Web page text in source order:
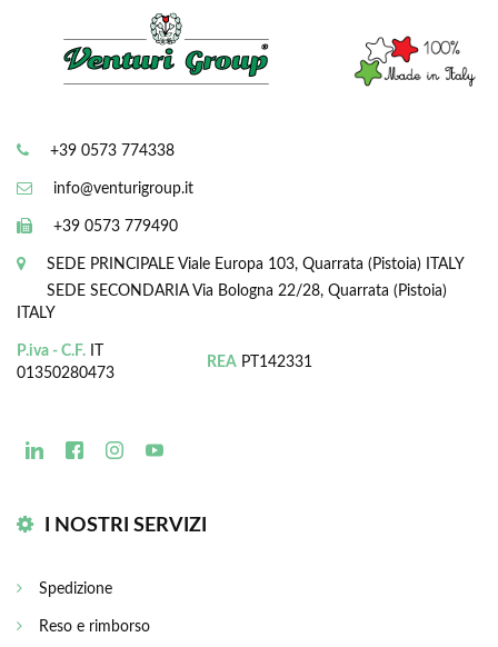
+39 0573 774338
info@venturigroup.it
+39 0573 779490
SEDE PRINCIPALE Viale Europa 103, Quarrata (Pistoia) ITALY
SEDE SECONDARIAVia Bologna 22/28, Quarrata (Pistoia)
ITALY
P.iva - C.F.
01350280473
REA PT142331
I NOSTRI SERVIZI
Spedizione
Reso e rimborso